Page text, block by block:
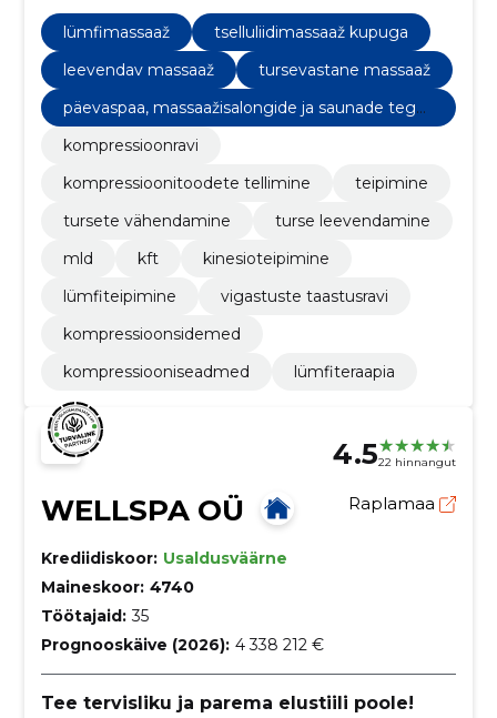
kompressioonravile ning individuaalsele lähenemisele
erinevate terviseseisundite ja probleemide
lahendamisel.
lümfimassaaž
tselluliidimassaaž kupuga
leevendav massaaž
tursevastane massaaž
päevaspaa, massaažisalongide ja saunade tege
vus
kompressioonravi
kompressioonitoodete tellimine
teipimine
tursete vähendamine
turse leevendamine
mld
kft
kinesioteipimine
lümfiteipimine
vigastuste taastusravi
kompressioonsidemed
kompressiooniseadmed
lümfiteraapia
4.522 hinnangut
WELLSPA OÜ Raplamaa
Krediidiskoor: Usaldusväärne
Maineskoor: 4740
Töötajaid: 35
Prognooskäive (2026): 4 338 212 €
Tee tervisliku ja parema elustiili poole!